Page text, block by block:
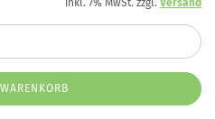
inkl. 7% MwSt. zzgl. Versand